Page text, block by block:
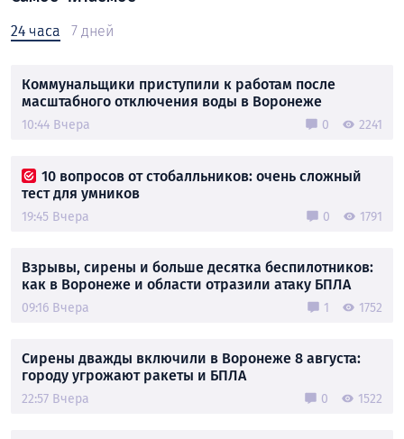
24 часа 7 дней
Коммунальщики приступили к работам после
масштабного отключения воды в Воронеже
10:44 Вчера 0 2241
10 вопросов от стобалльников: очень сложный
тест для умников
19:45 Вчера 0 1791
Взрывы, сирены и больше десятка беспилотников:
как в Воронеже и области отразили атаку БПЛА
09:16 Вчера 1 1752
Сирены дважды включили в Воронеже 8 августа:
городу угрожают ракеты и БПЛА
22:57 Вчера 0 1522